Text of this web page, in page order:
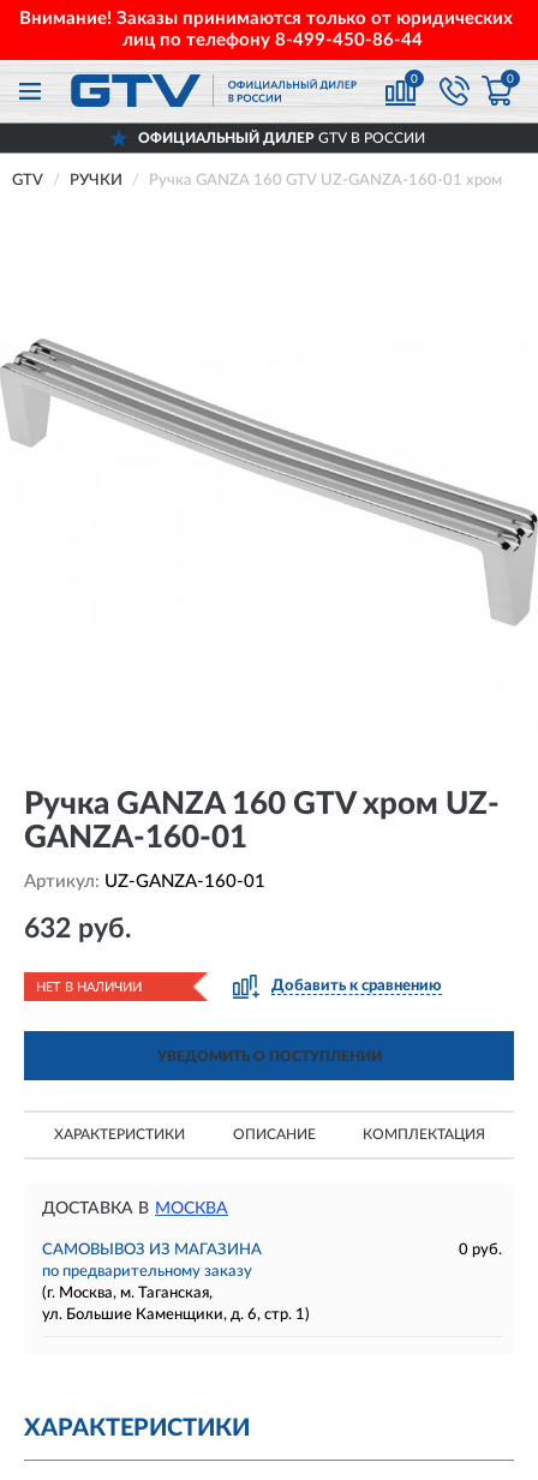
Внимание! Заказы принимаются только от юридических
лиц по телефону 8-499-450-86-44
0 0
ОФИЦИАЛЬНЫЙ ДИЛЕР GTV В РОССИИ
GTV РУЧКИ Ручка GANZA 160 GTV UZ-GANZA-160-01 хром
Ручка GANZA 160 GTV хром UZ-
GANZA-160-01
Артикул: UZ-GANZA-160-01
632 руб.
НЕТ В НАЛИЧИИ Добавить к сравнению
УВЕДОМИТЬ О ПОСТУПЛЕНИИ
ХАРАКТЕРИСТИКИ ОПИСАНИЕ КОМПЛЕКТАЦИЯ
ДОСТАВКА В МОСКВА
САМОВЫВОЗ ИЗ МАГАЗИНА
0 руб.
по предварительному заказу
(г. Москва, м. Таганская,
ул. Большие Каменщики, д. 6, стр. 1)
ХАРАКТЕРИСТИКИ